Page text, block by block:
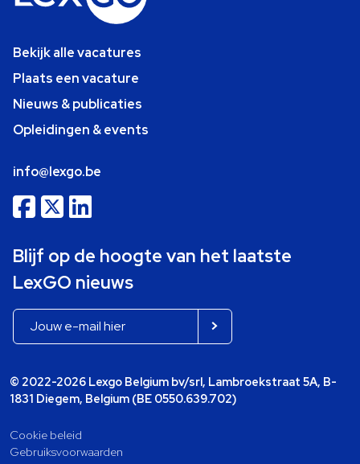
Bekijk alle vacatures
Plaats een vacature
Nieuws & publicaties
Opleidingen & events
info@lexgo.be
Blijf op de hoogte van het laatste
LexGO nieuws
© 2022-2026 Lexgo Belgium bv/srl, Lambroekstraat 5A, B-
1831 Diegem, Belgium (BE 0550.639.702)
Cookie beleid
Gebruiksvoorwaarden